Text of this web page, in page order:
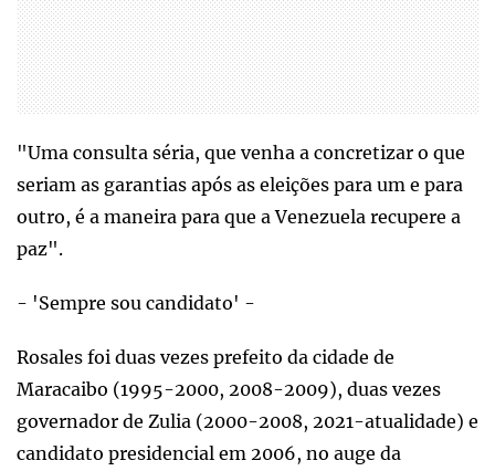
"Uma consulta séria, que venha a concretizar o que
seriam as garantias após as eleições para um e para
outro, é a maneira para que a Venezuela recupere a
paz".
- 'Sempre sou candidato' -
Rosales foi duas vezes prefeito da cidade de
Maracaibo (1995-2000, 2008-2009), duas vezes
governador de Zulia (2000-2008, 2021-atualidade) e
candidato presidencial em 2006, no auge da